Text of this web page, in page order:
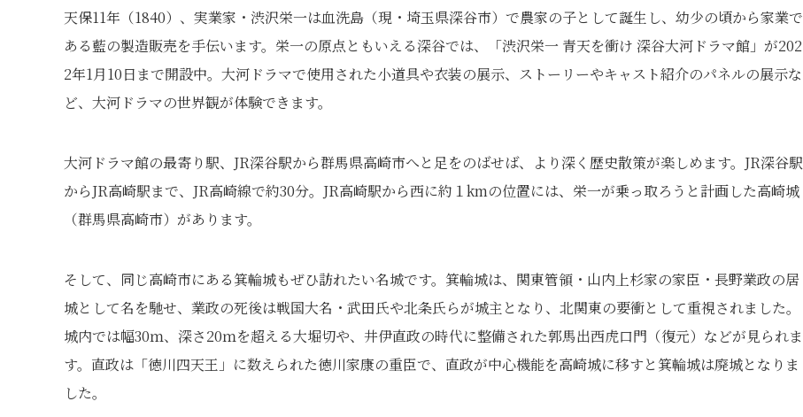
天保11年（1840）、実業家・渋沢栄一は血洗島（現・埼玉県深谷市）で農家の子として誕生し、幼少の頃から家業で
ある藍の製造販売を手伝います。栄一の原点ともいえる深谷では、「渋沢栄一 青天を衝け 深谷大河ドラマ館」が202
2年1月10日まで開設中。大河ドラマで使用された小道具や衣装の展示、ストーリーやキャスト紹介のパネルの展示な
ど、大河ドラマの世界観が体験できます。
大河ドラマ館の最寄り駅、JR深谷駅から群馬県高崎市へと足をのばせば、より深く歴史散策が楽しめます。JR深谷駅
からJR高崎駅まで、JR高崎線で約30分。JR高崎駅から西に約１kmの位置には、栄一が乗っ取ろうと計画した高崎城
（群馬県高崎市）があります。
そして、同じ高崎市にある箕輪城もぜひ訪れたい名城です。箕輪城は、関東管領・山内上杉家の家臣・長野業政の居
城として名を馳せ、業政の死後は戦国大名・武田氏や北条氏らが城主となり、北関東の要衝として重視されました。
城内では幅30ｍ、深さ20ｍを超える大堀切や、井伊直政の時代に整備された郭馬出西虎口門（復元）などが見られま
す。直政は「徳川四天王」に数えられた徳川家康の重臣で、直政が中心機能を高崎城に移すと箕輪城は廃城となりま
した。